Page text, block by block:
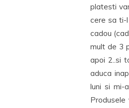
platesti
cere sa ti-
cadou
mult de 3
apoi 2..si
aduca
luni si mi-